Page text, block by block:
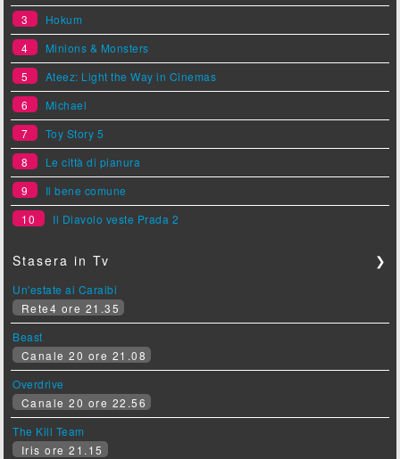
3
Hokum
4
Minions & Monsters
5
Ateez: Light the Way in Cinemas
6
Michael
7
Toy Story 5
8
Le città di pianura
9
Il bene comune
10
Il Diavolo veste Prada 2
Stasera in Tv ❯
Un'estate ai Caraibi
Rete4 ore 21.35
Beast
Canale 20 ore 21.08
Overdrive
Canale 20 ore 22.56
The Kill Team
Iris ore 21.15